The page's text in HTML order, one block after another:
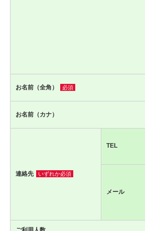
お名前（全角） 必須
お名前（カナ）
連絡先 いずれか必須
TEL
メール